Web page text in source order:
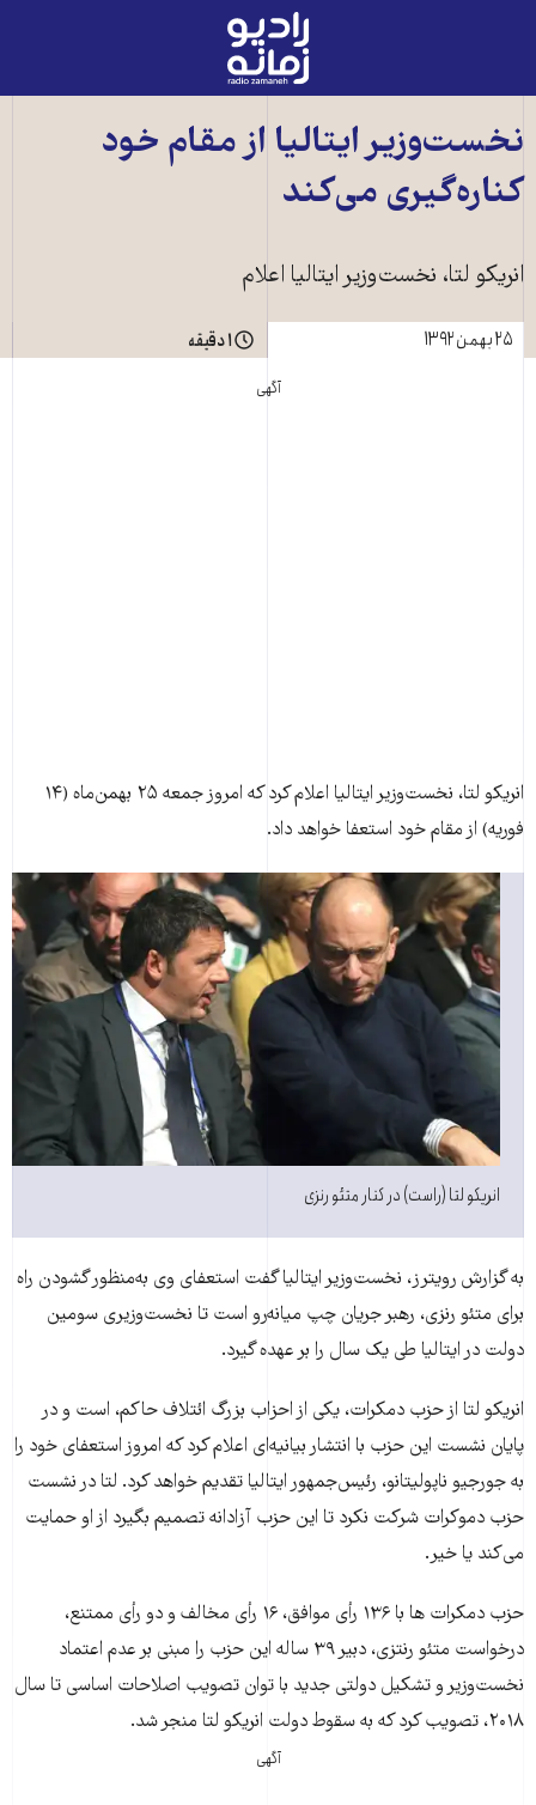
رادیو
زمانه
به
صفحه
اصلی
نخست‌وزير ايتاليا از مقام خود
کناره‌گيری می‌کند
انريکو لتا، نخست‌وزير ايتاليا اعلام
۲۵ بهمن ۱۳۹۲
۱ دقیقه
آگهی
انريکو لتا، نخست‌وزير ايتاليا اعلام کرد که امروز جمعه ۲۵ بهمن‌ماه (۱۴
فوريه) از مقام خود استعفا خواهد داد.
انريکو لتا (راست) در کنار متئو رنزی
به گزارش رويترز، نخست‌وزير ايتاليا گفت استعفای وی به‌منظور گشودن راه
برای متئو رنزی، رهبر جريان چپ ميانه‌رو است تا نخست‌وزيری سومين
دولت در ايتاليا طی يک سال را بر عهده گيرد.
انريکو لتا از حزب دمکرات، يکی از احزاب بزرگ ائتلاف حاکم، است و در
پايان نشست اين حزب با انتشار بيانيه‌ای اعلام کرد که امروز استعفای خود را
به جورجيو ناپوليتانو، رئيس‌جمهور ايتاليا تقديم خواهد کرد. لتا در نشست
حزب دموکرات شرکت نکرد تا اين حزب آزادانه تصميم بگيرد از او حمايت
می‌کند يا خير.
حزب دمکرات ها با ۱۳۶ رأی موافق، ۱۶ رأی مخالف و دو رأی ممتنع،
درخواست متئو رنتزی، دبير ۳۹ ساله اين حزب را مبنی بر عدم اعتماد
نخست‌وزير و تشکيل دولتی جديد با توان تصويب اصلاحات اساسی تا سال
۲۰۱۸، تصويب کرد که به سقوط دولت انريکو لتا منجر شد.
آگهی